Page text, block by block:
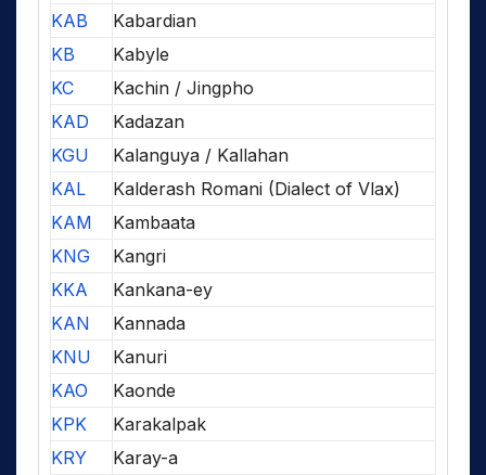
KAB
Kabardian
KB
Kabyle
KC
Kachin / Jingpho
KAD
Kadazan
KGU
Kalanguya / Kallahan
KAL
Kalderash Romani (Dialect of Vlax)
KAM
Kambaata
KNG
Kangri
KKA
Kankana-ey
KAN
Kannada
KNU
Kanuri
KAO
Kaonde
KPK
Karakalpak
KRY
Karay-a